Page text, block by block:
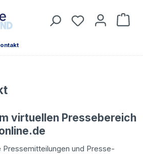
Du hast 0
virtuellen Pressebereich
Pressemitteilungen und Presse-